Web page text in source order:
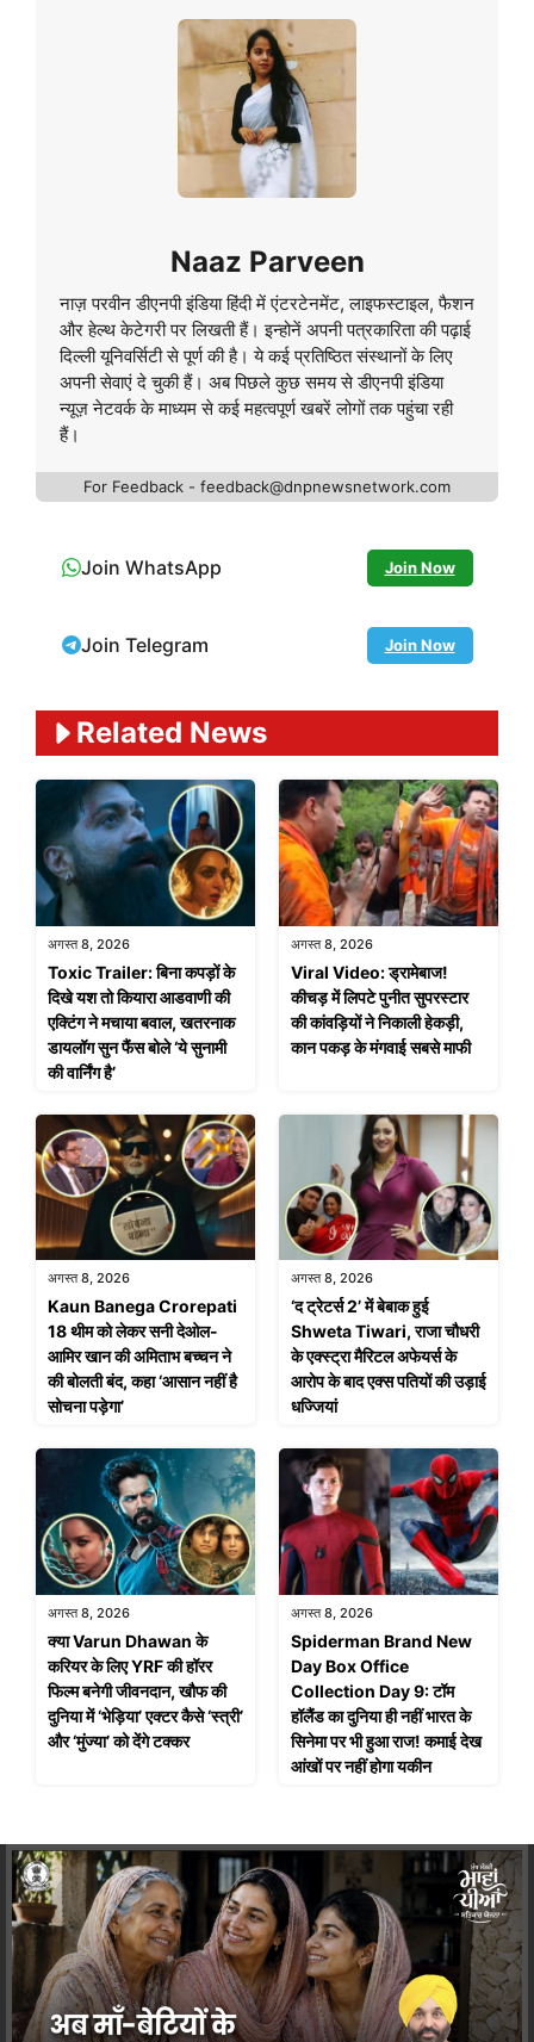
Naaz Parveen
नाज़ परवीन डीएनपी इंडिया हिंदी में एंटरटेनमेंट, लाइफस्टाइल, फैशन
और हेल्थ केटेगरी पर लिखती हैं। इन्होनें अपनी पत्रकारिता की पढ़ाई
दिल्ली यूनिवर्सिटी से पूर्ण की है। ये कई प्रतिष्ठित संस्थानों के लिए
अपनी सेवाएं दे चुकी हैं। अब पिछले कुछ समय से डीएनपी इंडिया
न्यूज़ नेटवर्क के माध्यम से कई महत्वपूर्ण खबरें लोगों तक पहुंचा रही
हैं।
For Feedback - feedback@dnpnewsnetwork.com
Join WhatsApp Join Now
Join Telegram Join Now
Related News
अगस्त 8, 2026
Toxic Trailer: बिना कपड़ों के
दिखे यश तो कियारा आडवाणी की
एक्टिंग ने मचाया बवाल, खतरनाक
डायलॉग सुन फैंस बोले ‘ये सुनामी
की वार्निंग है’
अगस्त 8, 2026
Viral Video: ड्रामेबाज!
कीचड़ में लिपटे पुनीत सुपरस्टार
की कांवड़ियों ने निकाली हेकड़ी,
कान पकड़ के मंगवाई सबसे माफी
अगस्त 8, 2026
Kaun Banega Crorepati
18 थीम को लेकर सनी देओल-
आमिर खान की अमिताभ बच्चन ने
की बोलती बंद, कहा ‘आसान नहीं है
सोचना पड़ेगा’
अगस्त 8, 2026
‘द ट्रेटर्स 2’ में बेबाक हुई
Shweta Tiwari, राजा चौधरी
के एक्स्ट्रा मैरिटल अफेयर्स के
आरोप के बाद एक्स पतियों की उड़ाई
धज्जियां
अगस्त 8, 2026
क्या Varun Dhawan के
करियर के लिए YRF की हॉरर
फिल्म बनेगी जीवनदान, खौफ की
दुनिया में ‘भेड़िया’ एक्टर कैसे ‘स्त्री’
और ‘मुंज्या’ को देंगे टक्कर
अगस्त 8, 2026
Spiderman Brand New
Day Box Office
Collection Day 9: टॉम
हॉलैंड का दुनिया ही नहीं भारत के
सिनेमा पर भी हुआ राज! कमाई देख
आंखों पर नहीं होगा यकीन